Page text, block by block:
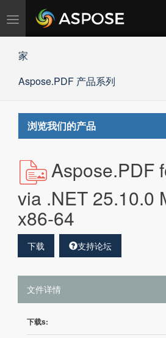
切
航家
Aspose.PDF 产品系列
浏览我们的产品
Aspose.PDF
via .NET 25.10.0
x86-64
下载 支持论坛
文件详情
下载s: